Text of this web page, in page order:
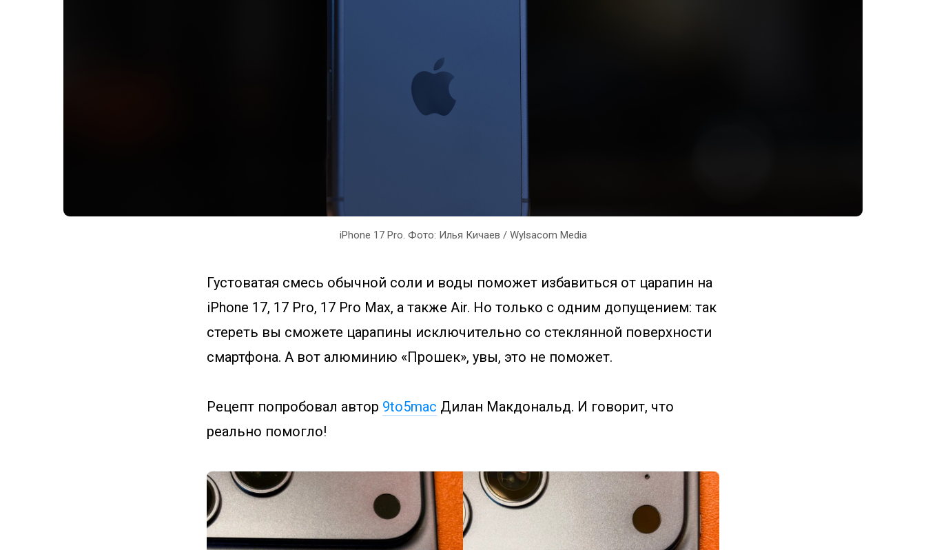
iPhone 17 Pro. Фото: Илья Кичаев / Wylsacom Media
Густоватая смесь обычной соли и воды поможет избавиться от царапин на
iPhone 17, 17 Pro, 17 Pro Max, а также Air. Но только с одним допущением: так
стереть вы сможете царапины исключительно со стеклянной поверхности
смартфона. А вот алюминию «Прошек», увы, это не поможет.
Рецепт попробовал автор 9to5mac Дилан Макдональд. И говорит, что
реально помогло!